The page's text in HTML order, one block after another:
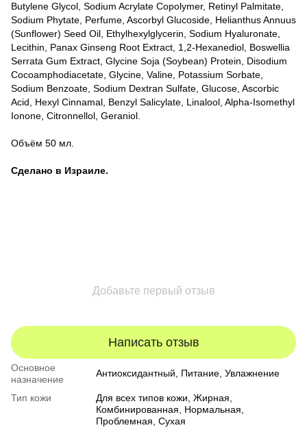
Butylene Glycol, Sodium Acrylate Copolymer, Retinyl Palmitate,
Sodium Phytate, Perfume, Ascorbyl Glucoside, Helianthus Annuus
(Sunflower) Seed Oil, Ethylhexylglycerin, Sodium Hyaluronate,
Lecithin, Panax Ginseng Root Extract, 1,2-Hexanediol, Boswellia
Serrata Gum Extract, Glycine Soja (Soybean) Protein, Disodium
Cocoamphodiacetate, Glycine, Valine, Potassium Sorbate,
Sodium Benzoate, Sodium Dextran Sulfate, Glucose, Ascorbic
Acid, Hexyl Cinnamal, Benzyl Salicylate, Linalool, Alpha-Isomethyl
Ionone, Citronnellol, Geraniol.
Объём 50 мл.
Сделано в Израиле.
Добавьте первый отзыв
Написать отзыв
Основное
назначение
Антиоксидантный, Питание, Увлажнение
Тип кожи Для всех типов кожи, Жирная,
Комбинированная, Нормальная,
Проблемная, Сухая